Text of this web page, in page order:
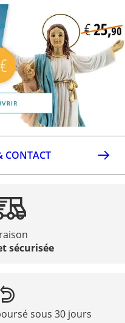
CONTACT
sécurisée
sous 30 jours